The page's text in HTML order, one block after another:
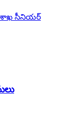
శాఖ సీనియర్